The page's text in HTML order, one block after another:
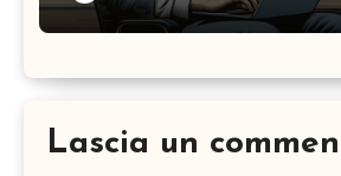
Lascia un